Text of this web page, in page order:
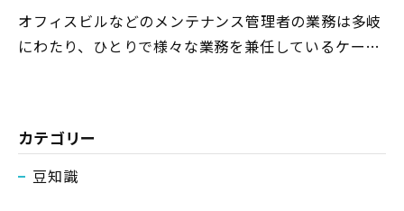
オフィスビルなどのメンテナンス管理者の業務は多岐
にわたり、ひとりで様々な業務を兼任しているケース
ょうか。しかし、設備保全を後回しにすれば、ビル内
で働く人に大きな影響が及ぶ可能性や、設備の交換が
カテゴリー
豆知識